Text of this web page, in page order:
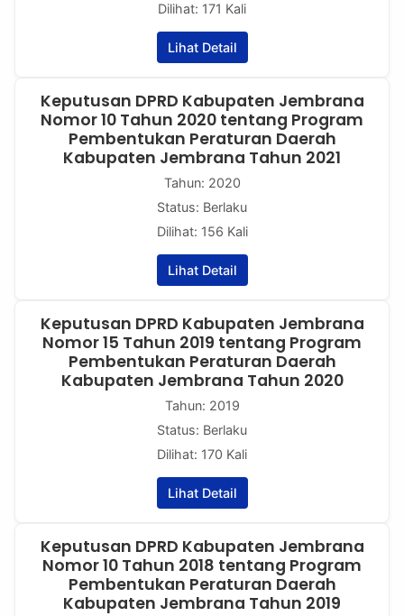
Dilihat: 171 Kali
Lihat Detail
Keputusan DPRD Kabupaten Jembrana
Nomor 10 Tahun 2020 tentang Program
Pembentukan Peraturan Daerah
Kabupaten Jembrana Tahun 2021
Tahun: 2020
Status: Berlaku
Dilihat: 156 Kali
Lihat Detail
Keputusan DPRD Kabupaten Jembrana
Nomor 15 Tahun 2019 tentang Program
Pembentukan Peraturan Daerah
Kabupaten Jembrana Tahun 2020
Tahun: 2019
Status: Berlaku
Dilihat: 170 Kali
Lihat Detail
Keputusan DPRD Kabupaten Jembrana
Nomor 10 Tahun 2018 tentang Program
Pembentukan Peraturan Daerah
Kabupaten Jembrana Tahun 2019